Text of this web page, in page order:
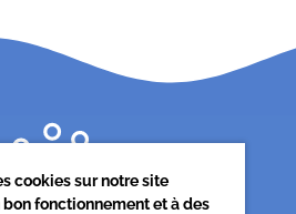
cookies sur notre site
bon fonctionnement et à des